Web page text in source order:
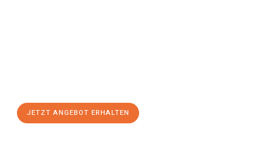
JETZT ANGEBOT ERHALTEN